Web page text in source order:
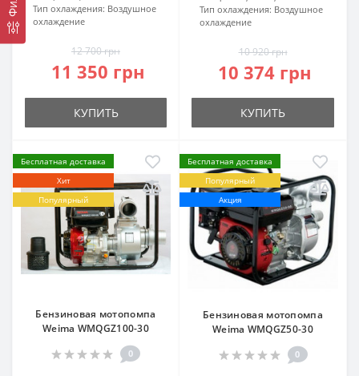
Тип охлаждения: Воздушное
охлаждение
12 700 грн
11 350 грн
КУПИТЬ
Тип охлаждения: Воздушное
охлаждение
10 920 грн
10 374 грн
КУПИТЬ
Бесплатная доставка
Хит
Популярный
Бензиновая мотопомпа
Weima WMQGZ100-30
0
Бесплатная доставка
Популярный
Акция
Бензиновая мотопомпа
Weima WMQGZ50-30
0